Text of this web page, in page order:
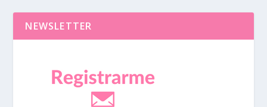
NEWSLETTER